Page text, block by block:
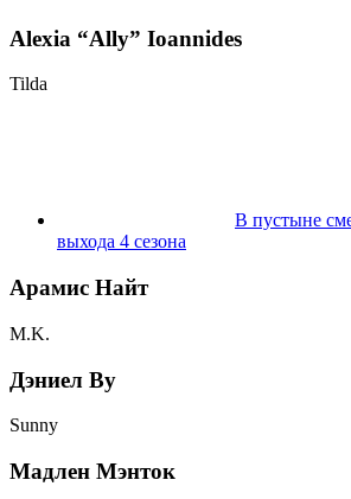
Alexia “Ally” Ioannides
Tilda
В пустыне
выхода 4 сезона
Арамис Найт
M.K.
Дэниел Ву
Sunny
Мадлен Мэнток